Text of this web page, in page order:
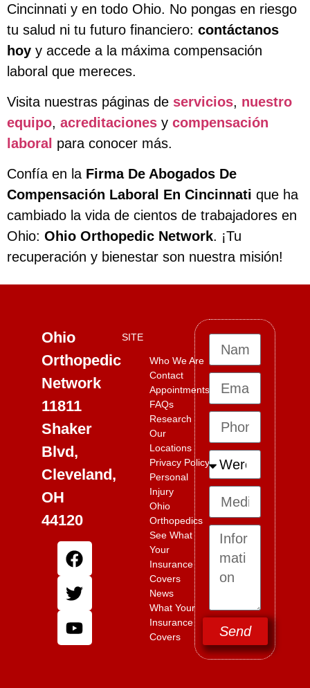
Cincinnati y en todo Ohio. No pongas en riesgo
tu salud ni tu futuro financiero: contáctanos
hoy y accede a la máxima compensación
laboral que mereces.
Visita nuestras páginas de servicios, nuestro
equipo, acreditaciones y compensación
laboral para conocer más.
Confía en la Firma De Abogados De
Compensación Laboral En Cincinnati que ha
cambiado la vida de cientos de trabajadores en
Ohio: Ohio Orthopedic Network. ¡Tu
recuperación y bienestar son nuestra misión!
Ohio
Orthopedic
Network
11811
Shaker
Blvd,
Cleveland,
OH
44120
SITE
Who We Are
Contact
Appointments
FAQs
Research
Our
Locations
Privacy Policy
Personal
Injury
Ohio
Orthopedics
See What
Your
Insurance
Covers
News
What Your
Insurance
Covers
Send